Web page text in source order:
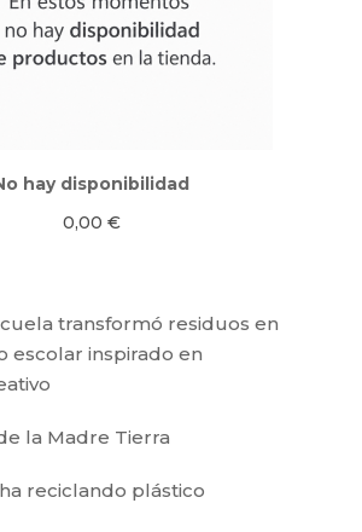
hay disponibilidad
0,00 €
transformó residuos en
escolar inspirado en
la Madre Tierra
reciclando plástico